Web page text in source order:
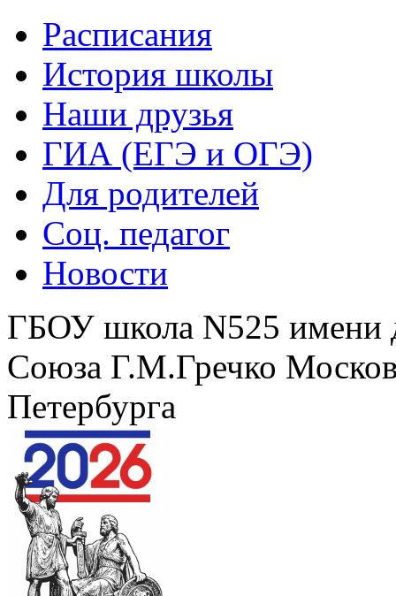
Расписания
История школы
Наши друзья
ГИА (ЕГЭ и ОГЭ)
Для родителей
Соц. педагог
Новости
ГБОУ школа N525 имени
Союза Г.М.Гречко
Петербурга